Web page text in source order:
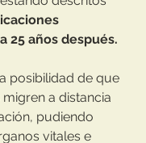
25 años después.
posibilidad de que
a distancia
pudiendo
vitales e